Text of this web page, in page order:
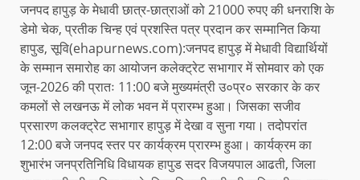
जनपद हापुड़ के मेधावी छात्र-छात्राओं को 21000 रुपए की धनराशि के
डेमो चेक, प्रतीक चिन्ह एवं प्रशस्ति पत्र प्रदान कर सम्मानित किया
हापुड, सूवि(ehapurnews.com):जनपद हापुड़ में मेधावी विद्यार्थियों
के सम्मान समारोह का आयोजन कलेक्ट्रेट सभागार में सोमवार को एक
जून-2026 की प्रातः 11:00 बजे मुख्यमंत्री उ०प्र० सरकार के कर
कमलों से लखनऊ में लोक भवन में प्रारम्भ हुआ। जिसका सजीव
प्रसारण कलक्ट्रेट सभागार हापुड़ में देखा व सुना गया। तदोपरांत
12:00 बजे जनपद स्तर पर कार्यक्रम प्रारम्भ हुआ। कार्यक्रम का
शुभारंभ जनप्रतिनिधि विधायक हापुड सदर विजयपाल आढती, जिला